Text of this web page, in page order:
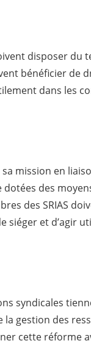
disposer du
bénéficier de
dans les
mission en
des
des SRIAS
et d’agir
syndicales
gestion des
cette réforme